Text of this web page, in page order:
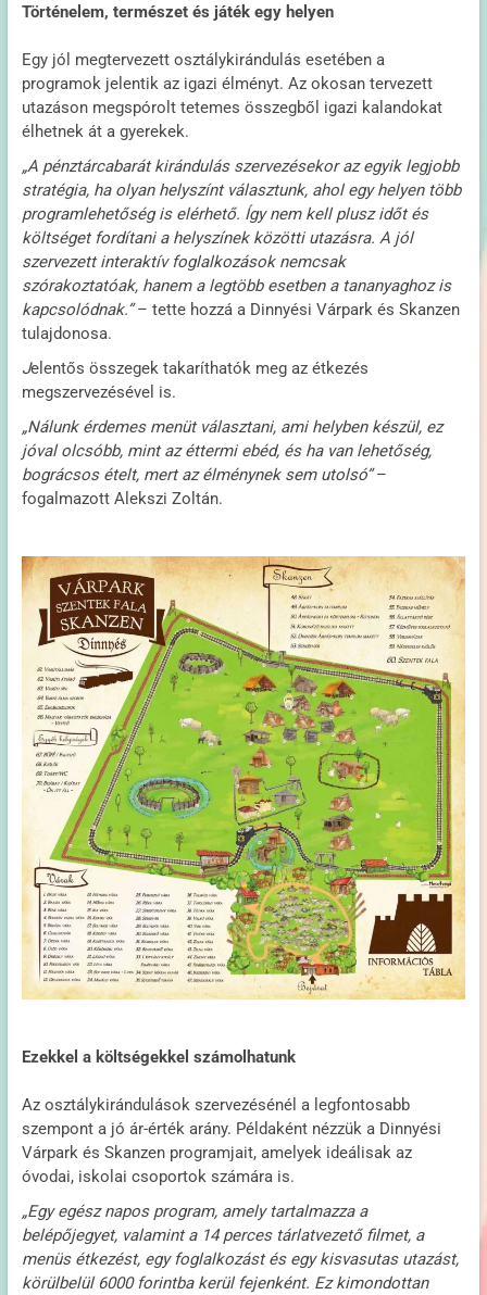
Történelem, természet és játék egy helyen
Egy jól megtervezett osztálykirándulás esetében a
programok jelentik az igazi élményt. Az okosan tervezett
utazáson megspórolt tetemes összegből igazi kalandokat
élhetnek át a gyerekek.
„A pénztárcabarát kirándulás szervezésekor az egyik legjobb
stratégia, ha olyan helyszínt választunk, ahol egy helyen több
programlehetőség is elérhető. Így nem kell plusz időt és
költséget fordítani a helyszínek közötti utazásra. A jól
szervezett interaktív foglalkozások nemcsak
szórakoztatóak, hanem a legtöbb esetben a tananyaghoz is
kapcsolódnak.”– tette hozzá a Dinnyési Várpark és Skanzen
tulajdonosa.
Jelentős összegek takaríthatók meg az étkezés
megszervezésével is.
„Nálunk érdemes menüt választani, ami helyben készül, ez
jóval olcsóbb, mint az éttermi ebéd, és ha van lehetőség,
bográcsos ételt, mert az élménynek sem utolsó”–
fogalmazott Alekszi Zoltán.
Ezekkel a költségekkel számolhatunk
Az osztálykirándulások szervezésénél a legfontosabb
szempont a jó ár-érték arány. Példaként nézzük a Dinnyési
Várpark és Skanzen programjait, amelyek ideálisak az
óvodai, iskolai csoportok számára is.
„Egy egész napos program, amely tartalmazza a
belépőjegyet, valamint a 14 perces tárlatvezető filmet, a
menüs étkezést, egy foglalkozást és egy kisvasutas utazást,
körülbelül 6000 forintba kerül fejenként. Ez kimondottan